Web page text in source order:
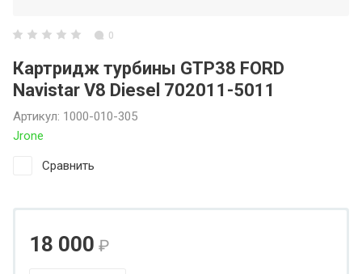
0
Картридж турбины GTP38 FORD
Navistar V8 Diesel 702011-5011
Артикул: 1000-010-305
Jrone
Сравнить
18 000 ₽